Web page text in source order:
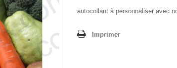
autocollant à personnaliser avec
Imprimer